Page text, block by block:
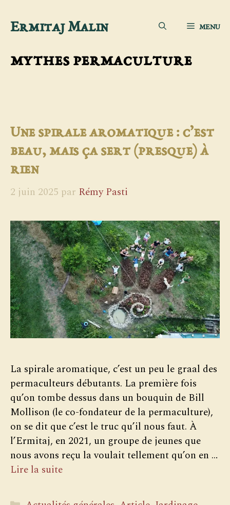
AllerErmitaj Malin MENU
mythes permaculture
Une spirale aromatique : c’est
beau, mais ça sert (presque) à
rien
2 juin 2025 par Rémy Pasti
La spirale aromatique, c’est un peu le graal des
permaculteurs débutants. La première fois
qu’on tombe dessus dans un bouquin de Bill
Mollison (le co-fondateur de la permaculture),
on se dit que c’est le truc qu’il nous faut. À
l’Ermitaj, en 2021, un groupe de jeunes que
nous avons reçu la voulait tellement qu’on en …
Lire la suite